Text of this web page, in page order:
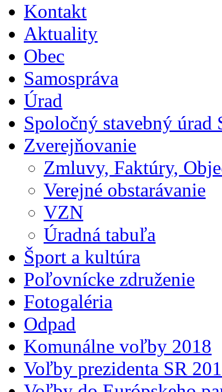
Kontakt
Aktuality
Obec
Samospráva
Úrad
Spoločný stavebný úrad
Zverejňovanie
Zmluvy, Faktúry,
Verejné obstarávanie
VZN
Úradná tabuľa
Šport a kultúra
Poľovnícke združenie
Fotogaléria
Odpad
Komunálne voľby 2018
Voľby prezidenta SR